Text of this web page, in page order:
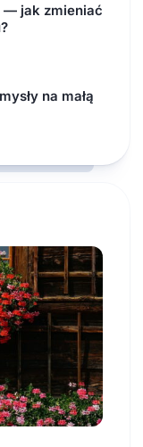
— jak zmieniać
na małą